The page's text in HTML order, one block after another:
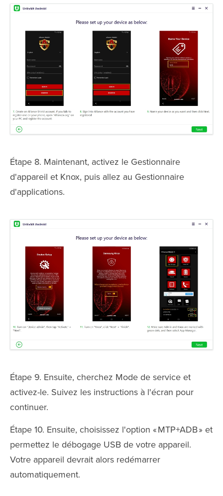
Étape 8. Maintenant, activez le Gestionnaire
d'appareil et Knox, puis allez au Gestionnaire
d'applications.
Étape 9. Ensuite, cherchez Mode de service et
activez-le. Suivez les instructions à l'écran pour
continuer.
Étape 10. Ensuite, choisissez l'option « MTP+ADB » et
permettez le débogage USB de votre appareil.
Votre appareil devrait alors redémarrer
automatiquement.